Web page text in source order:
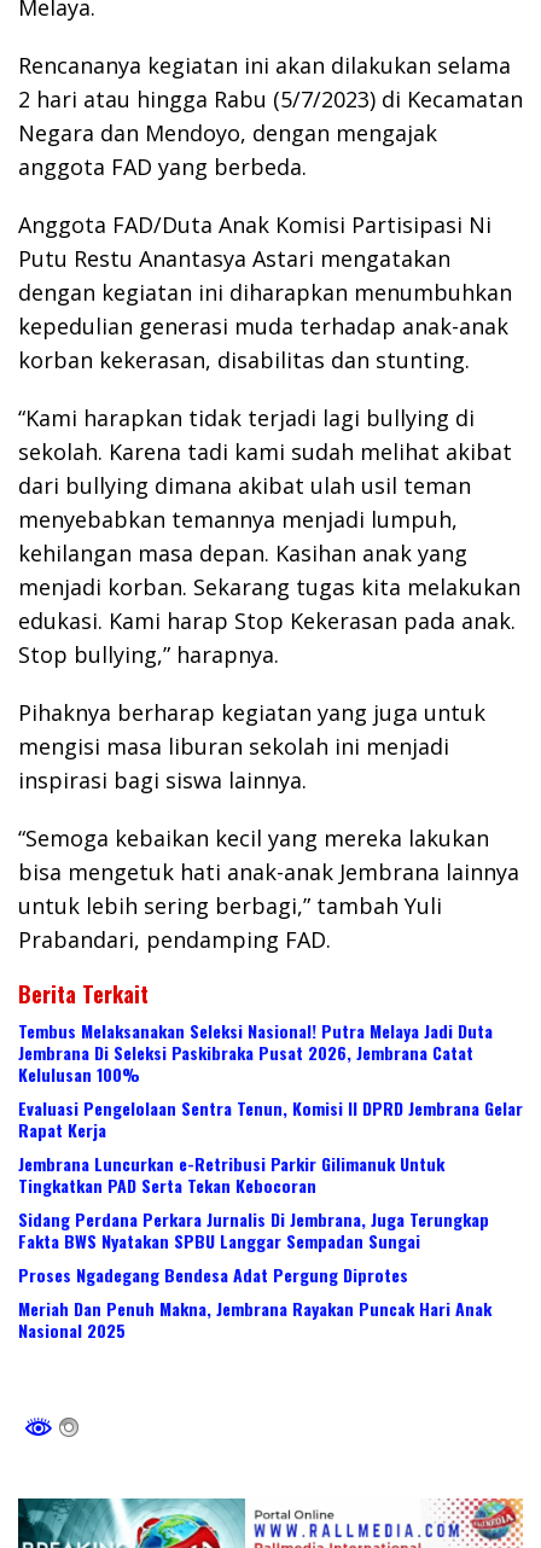
Melaya.
Rencananya kegiatan ini akan dilakukan selama
2 hari atau hingga Rabu (5/7/2023) di Kecamatan
Negara dan Mendoyo, dengan mengajak
anggota FAD yang berbeda.
Anggota FAD/Duta Anak Komisi Partisipasi Ni
Putu Restu Anantasya Astari mengatakan
dengan kegiatan ini diharapkan menumbuhkan
kepedulian generasi muda terhadap anak-anak
korban kekerasan, disabilitas dan stunting.
“Kami harapkan tidak terjadi lagi bullying di
sekolah. Karena tadi kami sudah melihat akibat
dari bullying dimana akibat ulah usil teman
menyebabkan temannya menjadi lumpuh,
kehilangan masa depan. Kasihan anak yang
menjadi korban. Sekarang tugas kita melakukan
edukasi. Kami harap Stop Kekerasan pada anak.
Stop bullying,” harapnya.
Pihaknya berharap kegiatan yang juga untuk
mengisi masa liburan sekolah ini menjadi
inspirasi bagi siswa lainnya.
“Semoga kebaikan kecil yang mereka lakukan
bisa mengetuk hati anak-anak Jembrana lainnya
untuk lebih sering berbagi,” tambah Yuli
Prabandari, pendamping FAD.
Berita Terkait
Tembus Melaksanakan Seleksi Nasional! Putra Melaya Jadi Duta
Jembrana Di Seleksi Paskibraka Pusat 2026, Jembrana Catat
Kelulusan 100%
Evaluasi Pengelolaan Sentra Tenun, Komisi II DPRD Jembrana Gelar
Rapat Kerja
Jembrana Luncurkan e-Retribusi Parkir Gilimanuk Untuk
Tingkatkan PAD Serta Tekan Kebocoran
Sidang Perdana Perkara Jurnalis Di Jembrana, Juga Terungkap
Fakta BWS Nyatakan SPBU Langgar Sempadan Sungai
Proses Ngadegang Bendesa Adat Pergung Diprotes
Meriah Dan Penuh Makna, Jembrana Rayakan Puncak Hari Anak
Nasional 2025